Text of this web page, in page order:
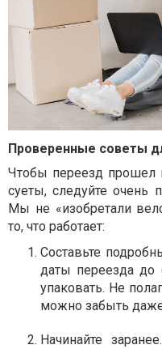
Проверенные советы
Чтобы переезд прошел
суеты, следуйте очень
Мы не «изобретали
то, что работает:
Составьте
даты переезда до
упаковать. Не
можно забыть
Начинайте